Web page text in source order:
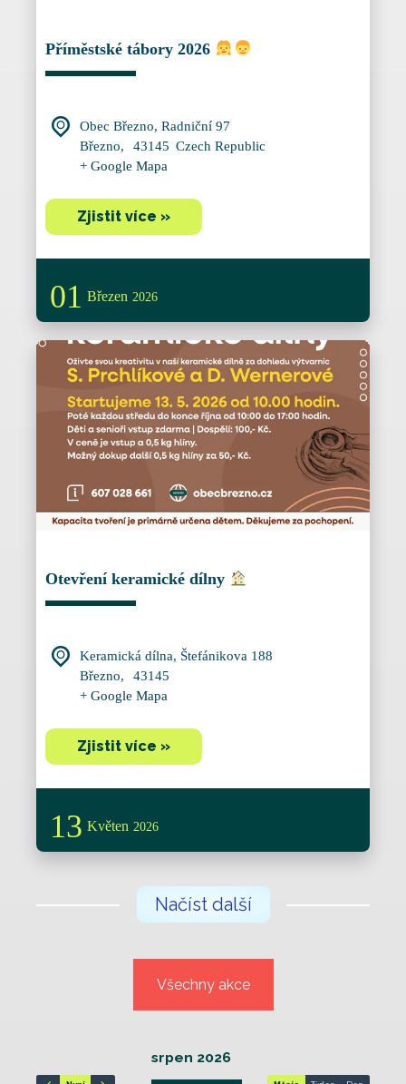
Příměstské tábory 2026
Obec Březno, Radniční 97
Březno, 43145 Czech Republic
+ Google Mapa
Zjistit více »
01 Březen 2026
Otevření keramické dílny
Keramická dílna, Štefánikova 188
Březno,
43145
+ Google Mapa
Zjistit více »
13 Květen 2026
Načíst další
Všechny akce
srpen 2026